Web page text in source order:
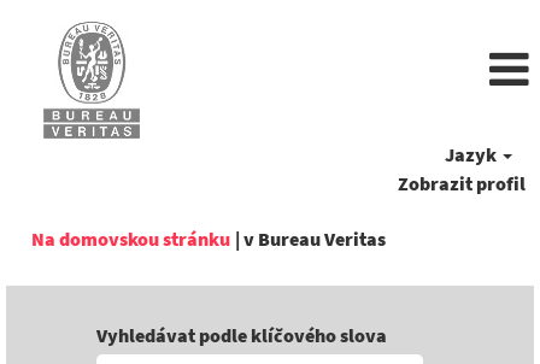
Jazyk
Zobrazit profil
Na domovskou stránku | v Bureau Veritas(aktuální
Vyhledávat podle klíčového slova